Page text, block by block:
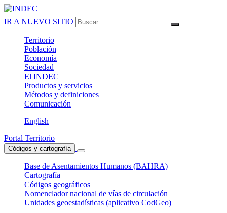
IR A NUEVO SITIO
Territorio
Población
Economía
Sociedad
El INDEC
Productos y servicios
Métodos y definiciones
Comunicación
English
Portal Territorio
Códigos y cartografía
Base de Asentamientos Humanos (BAHRA)
Cartografía
Códigos geográficos
Nomenclador nacional de vías de circulación
Unidades geoestadísticas (aplicativo CodGeo)